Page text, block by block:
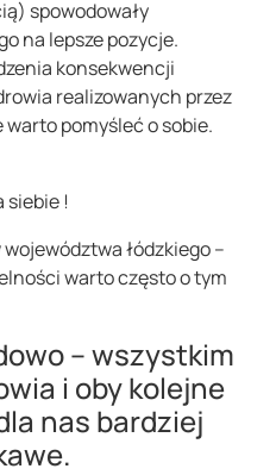
spowodowały
na lepsze pozycje.
konsekwencji
realizowanych przez
pomyśleć o sobie.
siebie !
łódzkiego –
warto często o tym
– wszystkim
i oby kolejne
nas bardziej